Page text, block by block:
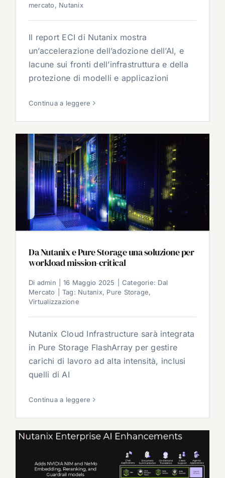
mercato, Nutanix
Il report ECI di Nutanix mostra
un’accelerazione dell’adozione dell’AI, e
lacune sui fronti dell’infrastruttura e della
protezione di modelli e applicazioni
Continua a leggere
Da Nutanix e Pure Storage una soluzione per
workload mission-critical
Di admin 16 Maggio 2025 Categorie: Dal
Mercato
Tag: Nutanix, Pure Storage,
Virtualizzazione
Nutanix Cloud Infrastructure sarà integrata
in Pure Storage FlashArray per gestire
carichi di lavoro ad alta intensità, inclusi
quelli di AI
Continua a leggere